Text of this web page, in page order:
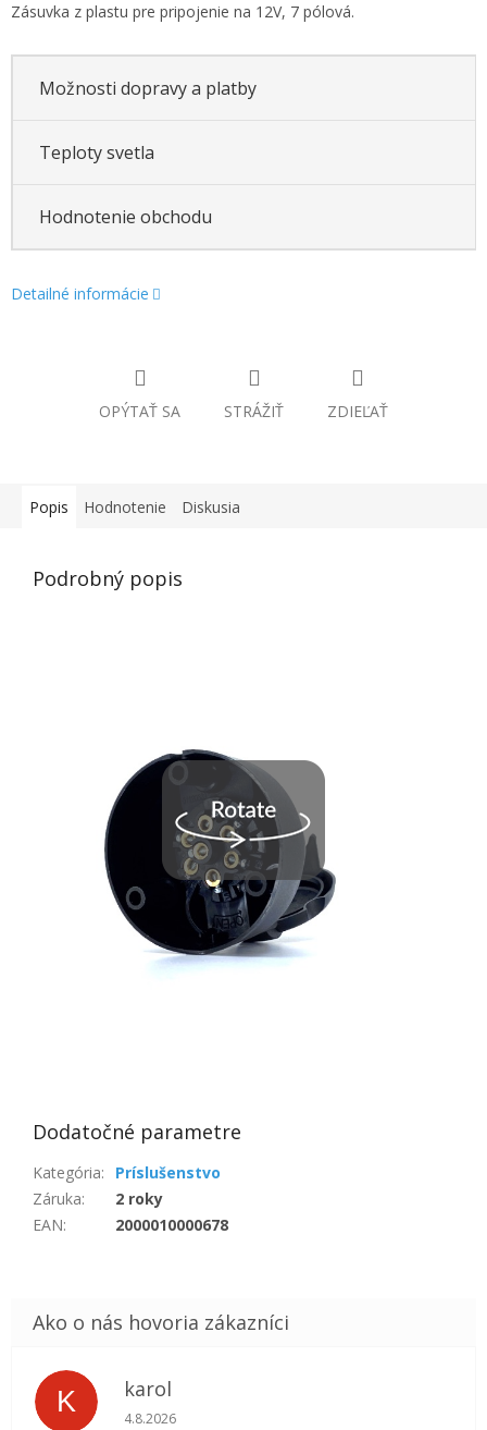
Zásuvka z plastu pre pripojenie na 12V, 7 pólová.
Možnosti dopravy a platby
Teploty svetla
Hodnotenie obchodu
Detailné informácie
OPÝTAŤ SA STRÁŽIŤ ZDIEĽAŤ
Popis Hodnotenie Diskusia
Podrobný popis
Dodatočné parametre
Kategória:
Príslušenstvo
Záruka:
2 roky
EAN: 2000010000678
K karol
Hodnotenie obchodu je 5 z 5 hviezdičiek.
4.8.2026